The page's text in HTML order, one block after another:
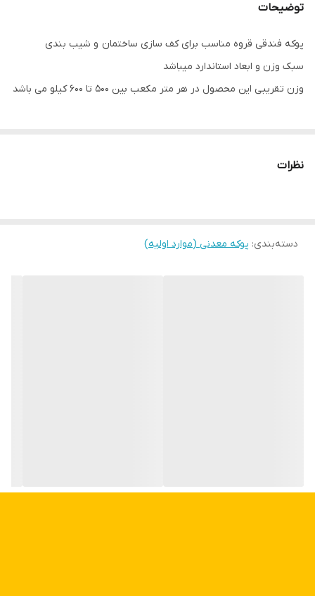
توضیحات
پوکه فندقی قروه مناسب برای کف سازی ساختمان و شیب بندی
سبک وزن و ابعاد استاندارد میباشد
وزن تقریبی این محصول در هر متر مکعب بین ۵۰۰ تا ۶۰۰ کیلو می باشد
نظرات
دسته‌بندی: پوکه معدنی (موارد اولیه)